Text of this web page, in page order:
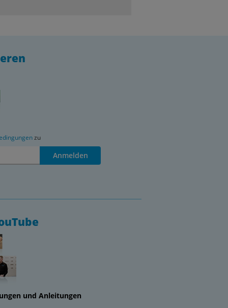
zu
Anmelden
und Anleitungen